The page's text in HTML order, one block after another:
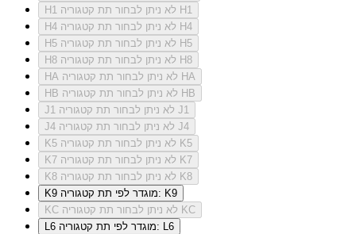
H1
לא ניתן לבחור תת קטגוריה H1
H4
לא ניתן לבחור תת קטגוריה H4
H5
לא ניתן לבחור תת קטגוריה H5
H8
לא ניתן לבחור תת קטגוריה H8
HA
לא ניתן לבחור תת קטגוריה HA
HB
לא ניתן לבחור תת קטגוריה HB
J1
לא ניתן לבחור תת קטגוריה J1
J4
לא ניתן לבחור תת קטגוריה J4
K5
לא ניתן לבחור תת קטגוריה K5
K7
לא ניתן לבחור תת קטגוריה K7
K8
לא ניתן לבחור תת קטגוריה K8
K9
מוגדר לפי תת קטגוריה: K9
KC
לא ניתן לבחור תת קטגוריה KC
L6
מוגדר לפי תת קטגוריה: L6